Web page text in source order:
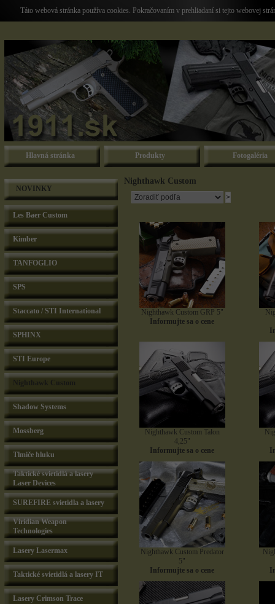
Táto webová stránka používa cookies. Pokračovaním v prehliadaní si tejto webovej
Hlavná stránka Produkty Fotogaléria
NOVINKY
Les Baer Custom
Kimber
TANFOGLIO
SPS
Staccato / STI International
SPHINX
STI Europe
Shadow Systems
Mossberg
Tlmiče hluku
Taktické svietidlá a lasery
Laser Devices
SUREFIRE svietidla a lasery
Viridian Weapon
Technologies
Lasery Lasermax
Taktické svietidlá a lasery IT
Lasery Crimson Trace
Nighthawk Custom
Nighthawk Custom GRP 5"
Informujte sa o cene
Nighthawk Custom Talon
4,25"
Informujte sa o cene
Nighthawk Custom Predator
5"
Informujte sa o cene